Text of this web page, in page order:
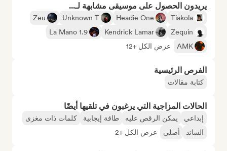
يريدون الحصول على موسيقى مشابهة لـ...
Tiakola
Headie One
Unknown T
Zeu
Zequin
Kendrick Lamar
La Mano 1.9
AMK
عرض الكل +12
الفرص الرئيسية
كتابة مقالات
الحالات المزاجية التي يرغبون في تلقيها أيضًا
إبداعي يمكن الرقص عليه طاقة إيجابية
كلمات ذات مغزى
السائد
أصلي عرض الكل +2